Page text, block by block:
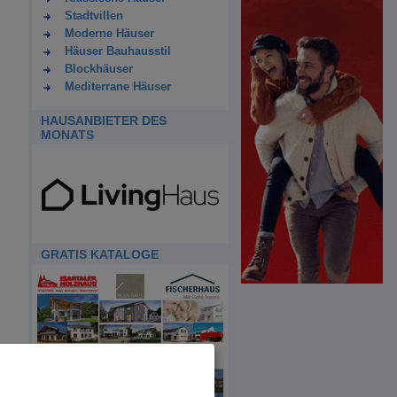
Stadtvillen
Moderne Häuser
Häuser Bauhausstil
Blockhäuser
Mediterrane Häuser
HAUSANBIETER DES
MONATS
GRATIS KATALOGE